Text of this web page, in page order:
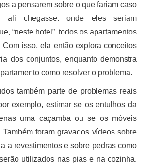
a pensarem sobre o que fariam caso
ali chegasse: onde eles seriam
“neste hotel”, todos os apartamentos
Com isso, ela então explora conceitos
dos conjuntos, enquanto demonstra
como resolver o problema.
também parte de problemas reais
exemplo, estimar se os entulhos da
uma caçamba ou se os móveis
Também foram gravados vídeos sobre
a revestimentos e sobre pedras como
utilizados nas pias e na cozinha.